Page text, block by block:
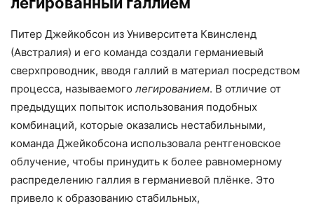
Питер Джейкобсон из Университета Квинсленд
(Австралия) и его команда создали германиевый
сверхпроводник, вводя галлий в материал посредством
процесса, называемоголегированием. В отличие от
предыдущих попыток использования подобных
комбинаций, которые оказались нестабильными,
команда Джейкобсона использовала рентгеновское
облучение, чтобы принудить к более равномерному
распределению галлия в германиевой плёнке. Это
привело к образованию стабильных,